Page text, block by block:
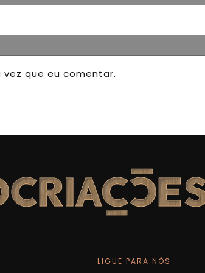
que eu comentar.
LIGUE PARA NÓS